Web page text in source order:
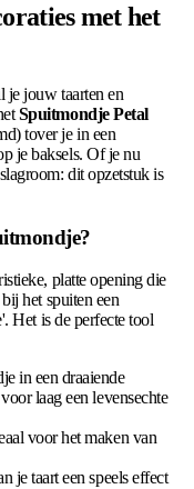
met het
je jouw taarten en
Spuitmondje Petal
tover je in een
je baksels. Of je nu
dit opzetstuk is
platte opening die
het spuiten een
Het is de perfecte tool
in een draaiende
laag een levensechte
voor het maken van
je taart een speels effect